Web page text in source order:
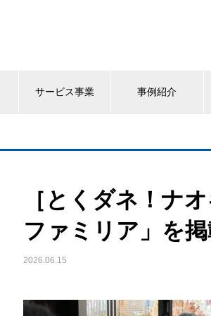
サービス事業 事例紹介
［とくダネ！ナ
ファミリア」を掲
2026.06.15